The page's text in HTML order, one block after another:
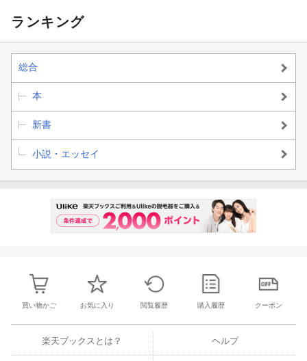
ランキング
総合
本
新書
小説・エッセイ
買い物かご お気に入り 閲覧履歴 購入履歴 クーポン
楽天ブックスとは？ ヘルプ